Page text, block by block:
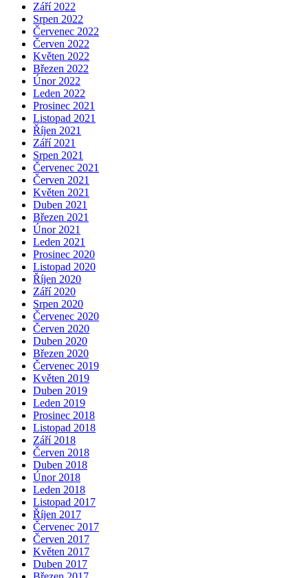
Září 2022
Srpen 2022
Červenec 2022
Červen 2022
Květen 2022
Březen 2022
Únor 2022
Leden 2022
Prosinec 2021
Listopad 2021
Říjen 2021
Září 2021
Srpen 2021
Červenec 2021
Červen 2021
Květen 2021
Duben 2021
Březen 2021
Únor 2021
Leden 2021
Prosinec 2020
Listopad 2020
Říjen 2020
Září 2020
Srpen 2020
Červenec 2020
Červen 2020
Duben 2020
Březen 2020
Červenec 2019
Květen 2019
Duben 2019
Leden 2019
Prosinec 2018
Listopad 2018
Září 2018
Červen 2018
Duben 2018
Únor 2018
Leden 2018
Listopad 2017
Říjen 2017
Červenec 2017
Červen 2017
Květen 2017
Duben 2017